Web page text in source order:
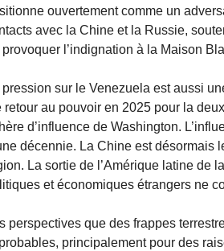
ouvertement comme un
avec la Chine et la Russie,
l’indignation à la Maison
pression sur le Venezuela est aussi
retour au pouvoir en 2025 pour la
d’influence de Washington.
décennie. La Chine est désormais
La sortie de l’Amérique latine de
et économiques étrangers ne
perspectives que des frappes
principalement pour des